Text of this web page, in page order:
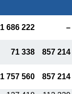
1 686 222 –
71 338 857 214
1 757 560 857 214